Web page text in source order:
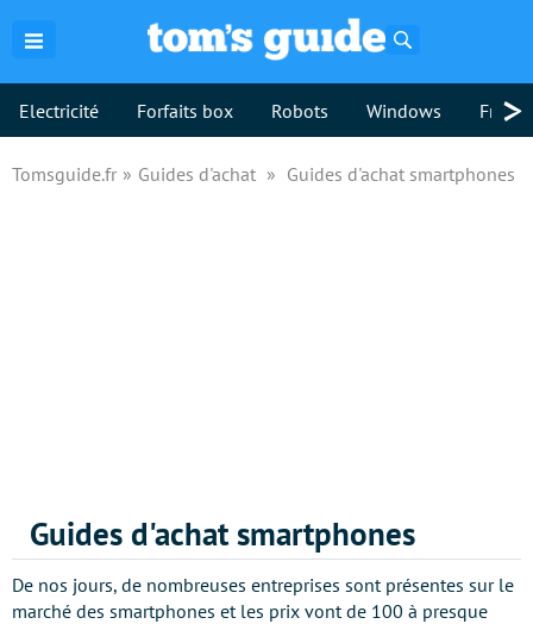
Electricité Forfaits box Robots Windows >
Tomsguide.fr Guides d'achat Guides d'achat smartphones
Guides d'achat smartphones
De nos jours, de nombreuses entreprises sont présentes sur le
marché des smartphones et les prix vont de 100 à presque